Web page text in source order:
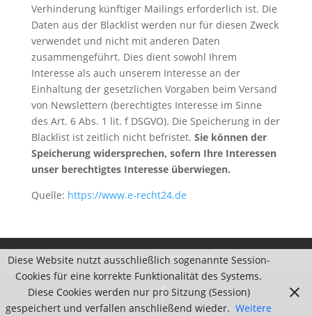
Verhinderung künftiger Mailings erforderlich ist. Die
Daten aus der Blacklist werden nur für diesen Zweck
verwendet und nicht mit anderen Daten
zusammengeführt. Dies dient sowohl Ihrem
Interesse als auch unserem Interesse an der
Einhaltung der gesetzlichen Vorgaben beim Versand
von Newslettern (berechtigtes Interesse im Sinne
des Art. 6 Abs. 1 lit. f DSGVO). Die Speicherung in der
Blacklist ist zeitlich nicht befristet. Sie können der
Speicherung widersprechen, sofern Ihre Interessen
unser berechtigtes Interesse überwiegen.
Quelle: https://www.e-recht24.de
Datenschutz Impressum
Diese Website nutzt ausschließlich sogenannte Session-
Cookies für eine korrekte Funktionalität des Systems.
Diese Cookies werden nur pro Sitzung (Session)
gespeichert und verfallen anschließend wieder. Weitere